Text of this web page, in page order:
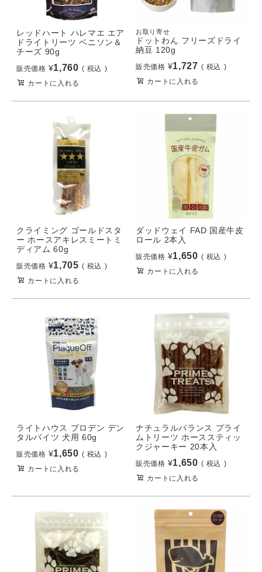
レッドハート ハレマエ エア
ドライトリーツ ベニソン＆
チーズ 90g
販売価格 ¥1,760
税込
カートに入れる
お取り寄せ
ドットわん フリーズドライ
納豆 120g
販売価格 ¥1,727
税込
カートに入れる
クライミング ゴールドスタ
ー ホースアキレスミートミ
ディアム 60g
販売価格 ¥1,705
税込
カートに入れる
ダッドウェイ FAD 国産牛皮
ロール 2本入
販売価格 ¥1,650
税込
カートに入れる
ライトハウス プロデン デン
タルバイツ 犬用 60g
販売価格 ¥1,650
税込
カートに入れる
ナチュラルバランス プライ
ムトリーツ ホーススティッ
クジャーキー 20本入
販売価格 ¥1,650
税込
カートに入れる